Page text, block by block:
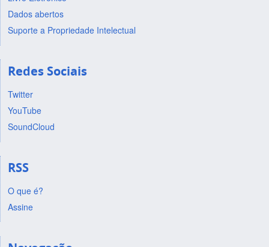
Dados abertos
Suporte a Propriedade Intelectual
Redes Sociais
Twitter
YouTube
SoundCloud
RSS
O que é?
Assine